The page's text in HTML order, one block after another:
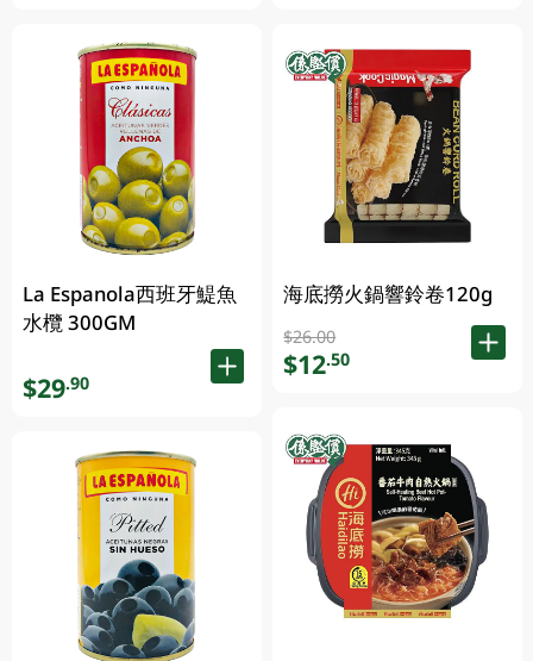
La Espanola西班牙鯷魚
水欖 300GM
$29.90
海底撈火鍋響鈴卷120g
$26.00
$12.50